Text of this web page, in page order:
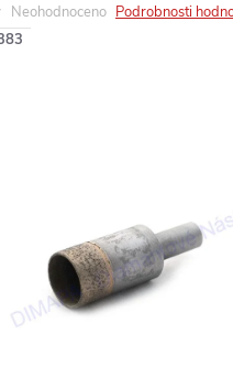
Neohodnoceno Podrobnosti